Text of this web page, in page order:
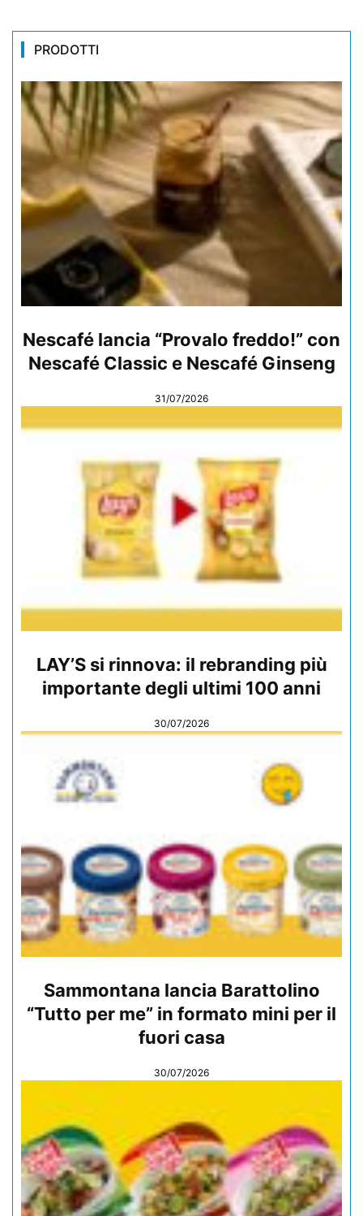
PRODOTTI
Nescafé lancia “Provalo freddo!” con
Nescafé Classic e Nescafé Ginseng
31/07/2026
LAY’S si rinnova: il rebranding più
importante degli ultimi 100 anni
30/07/2026
Sammontana lancia Barattolino
“Tutto per me” in formato mini per il
fuori casa
30/07/2026